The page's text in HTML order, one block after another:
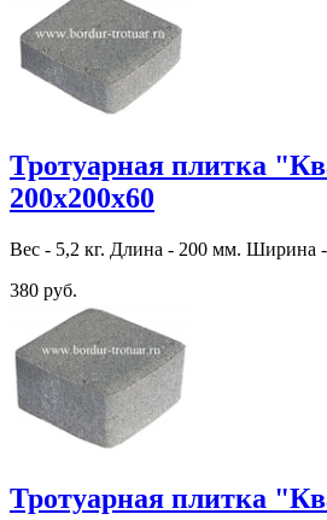
Тротуарная плитка
200х200х60
Вес - 5,2 кг. Длина - 200 мм. Ширина
380 руб.
Тротуарная плитка